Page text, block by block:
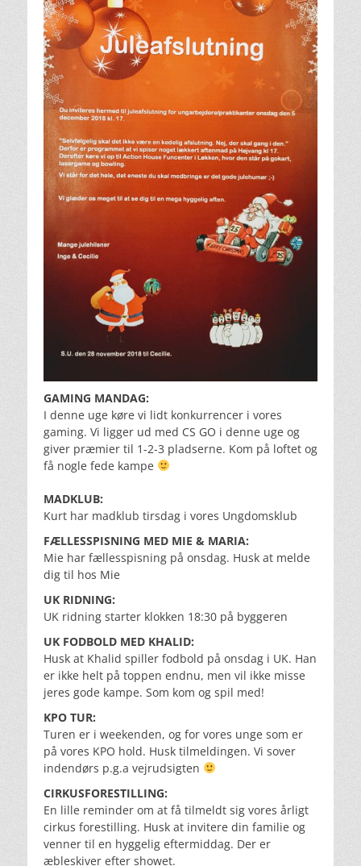
GAMING MANDAG:
I denne uge køre vi lidt konkurrencer i vores
gaming. Vi ligger ud med CS GO i denne uge og
giver præmier til 1-2-3 pladserne. Kom på loftet og
få nogle fede kampe
MADKLUB:
Kurt har madklub tirsdag i vores Ungdomsklub
FÆLLESSPISNING MED MIE & MARIA:
Mie har fællesspisning på onsdag. Husk at melde
dig til hos Mie
UK RIDNING:
UK ridning starter klokken 18:30 på byggeren
UK FODBOLD MED KHALID:
Husk at Khalid spiller fodbold på onsdag i UK. Han
er ikke helt på toppen endnu, men vil ikke misse
jeres gode kampe. Som kom og spil med!
KPO TUR:
Turen er i weekenden, og for vores unge som er
på vores KPO hold. Husk tilmeldingen. Vi sover
indendørs p.g.a vejrudsigten
CIRKUSFORESTILLING:
En lille reminder om at få tilmeldt sig vores årligt
cirkus forestilling. Husk at invitere din familie og
venner til en hyggelig eftermiddag. Der er
æbleskiver efter showet.